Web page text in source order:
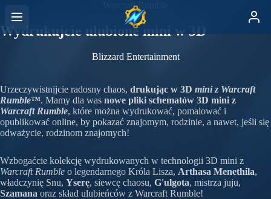
Warcraft Rumble
Wydrukujcie ulubione mini w 3D
Blizzard Entertainment
Urzeczywistnijcie radosny chaos, drukując w 3D mini z Warcraft
Rumble™. Mamy dla was nowe pliki schematów 3D mini z
Warcraft Rumble, które można wydrukować, pomalować i
opublikować online, by pokazać znajomym, rodzinie, a nawet, jeśli się
odważycie, rodzinom znajomych!
Wzbogaćcie kolekcję wydrukowanych w technologii 3D mini z
Warcraft Rumble o legendarnego Króla Lisza, Arthasa Menethila,
władczynię Snu, Yserę, siewcę chaosu, G'ulgota, mistrza juju,
Szamana oraz skład ulubieńców z Warcraft Rumble!